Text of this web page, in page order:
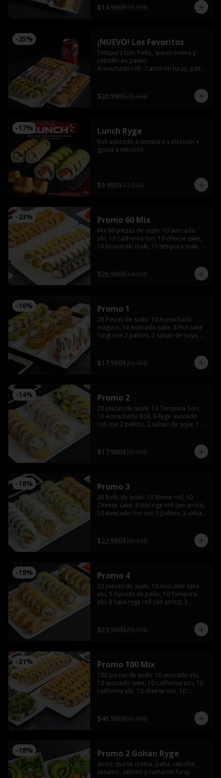
Gyozas de champiñón queso
$14.990$18.500
-25% ¡NUEVO! Los Favoritos
Tempura tori: Pollo, queso crema y
cebollín en panko
Acevichado roll : Camarón furay, palta,
Avocado sake : Salmón, queso crema y
ciboulette envuelto en palta
$20.990$28.000
-17% Lunch Ryge
Roll avocado o tempura a elección +
gyoza a elección
$9.990$12.100
-23% Promo 60 Mix
Mix 60 piezas de sushi: 10 avocado
ebi, 10 california tori, 10 cheese sake,
10 hosomaki maki, 10 tempura maki,
palitos
$26.990$34.900
-16% Promo 1
28 Piezas de sushi: 10 Acevichado
maguro, 10 Avocado sake, 8 Hot sake
fungi con 2 palitos, 2 salsas de soya, 1
$17.990$21.400
-14% Promo 2
28 piezas de sushi: 10 Tempura Tori,
10 Acevichado Roll, 8 Ryge avocado
roll con 2 palitos, 2 salsas de soya, 1
$17.990$20.900
-18% Promo 3
38 Rolls de sushi: 10 Xhime roll, 10
Cheese sake, 8 Hot rige roll (sin arroz),
10 Avocado tori con 3 palitos, 3 salsas
$22.990$28.100
-18% Promo 4
32 piezas de sushi: 10 Avocado sake
ebi, 5 Gyosas de pollo, 10 Tempura
ebi, 8 Sake ryge roll (sin arroz), 3
1.5 Litros
$23.990$29.100
-21% Promo 100 Mix
100 piezas de sushi: 10 avocado ebi,
10 avocado sake, 10 california tori, 10
california ebi, 10 cheese tori, 10
palitos, 6 salsas de soya, 4 salsas
teriyaki,2 wasabi y 2 jengibres
$46.990$59.500
-18% Promo 2 Gohan Ryge
arroz, queso crema, palta, cebollin,
sesamo, salmon y camaron furay